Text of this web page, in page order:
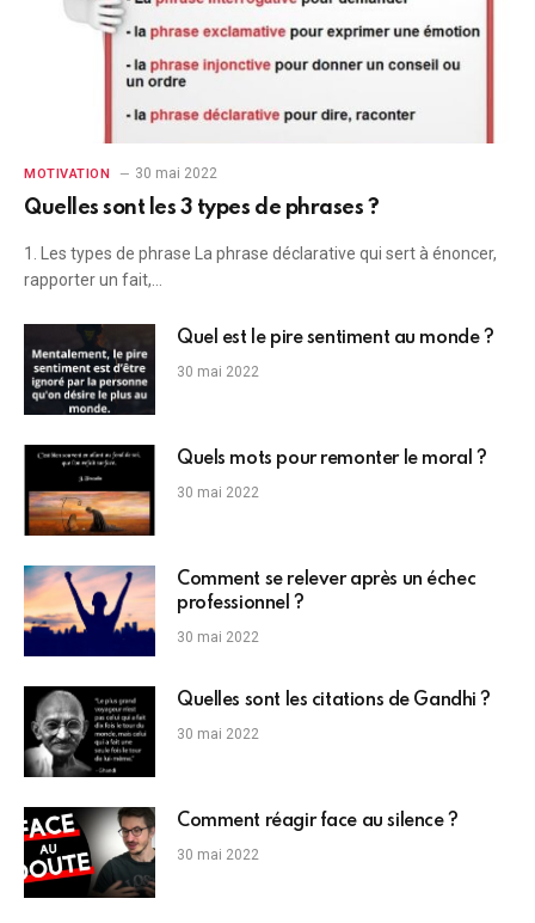
MOTIVATION 30 mai 2022
Quelles sont les 3 types de phrases ?
1. Les types de phrase La phrase déclarative qui sert à énoncer,
rapporter un fait,…
Quel est le pire sentiment au monde ?
30 mai 2022
Quels mots pour remonter le moral ?
30 mai 2022
Comment se relever après un échec
professionnel ?
30 mai 2022
Quelles sont les citations de Gandhi ?
30 mai 2022
Comment réagir face au silence ?
30 mai 2022